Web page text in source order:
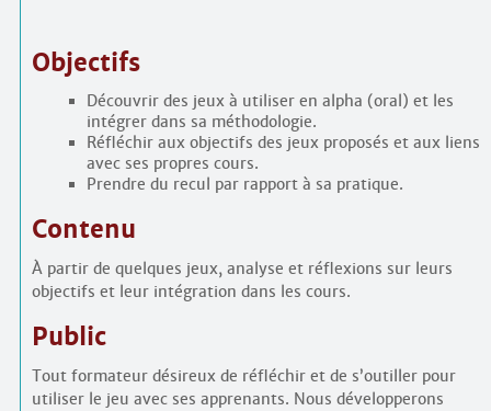
Objectifs
Découvrir des jeux à utiliser en alpha (oral) et les
intégrer dans sa méthodologie.
Réfléchir aux objectifs des jeux proposés et aux liens
avec ses propres cours.
Prendre du recul par rapport à sa pratique.
Contenu
À partir de quelques jeux, analyse et réflexions sur leurs
objectifs et leur intégration dans les cours.
Public
Tout formateur désireux de réfléchir et de s’outiller pour
utiliser le jeu avec ses apprenants. Nous développerons